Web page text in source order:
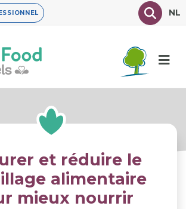
TexteNL
et réduire le
alimentaire
mieux nourrir